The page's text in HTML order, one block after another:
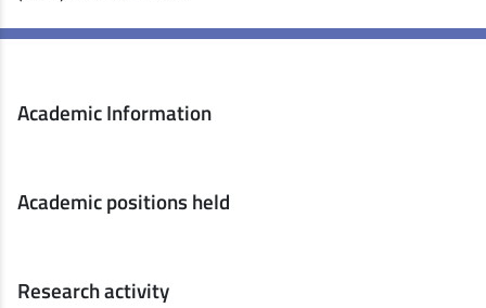
Academic Information
Academic positions held
Research activity